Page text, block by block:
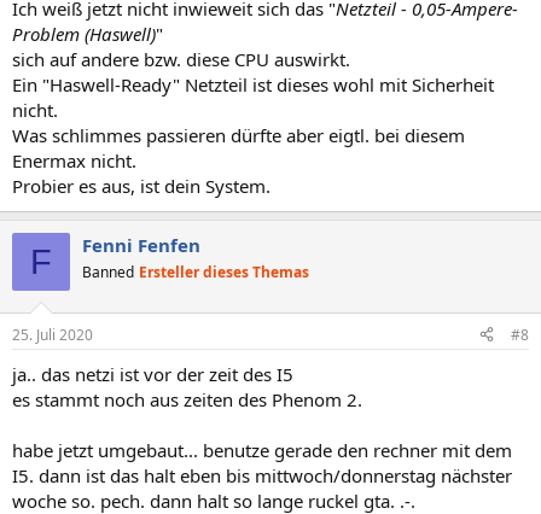
Ich weiß jetzt nicht inwieweit sich das "Netzteil - 0,05-Ampere-
Problem (Haswell)"
sich auf andere bzw. diese CPU auswirkt.
Ein "Haswell-Ready" Netzteil ist dieses wohl mit Sicherheit
nicht.
Was schlimmes passieren dürfte aber eigtl. bei diesem
Enermax nicht.
Probier es aus, ist dein System.
F Fenni Fenfen
Banned Ersteller dieses Themas
25. Juli 2020 #8
ja.. das netzi ist vor der zeit des I5
es stammt noch aus zeiten des Phenom 2.
habe jetzt umgebaut... benutze gerade den rechner mit dem
I5. dann ist das halt eben bis mittwoch/donnerstag nächster
woche so. pech. dann halt so lange ruckel gta. .-.